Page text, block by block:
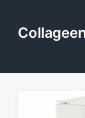
Collageen